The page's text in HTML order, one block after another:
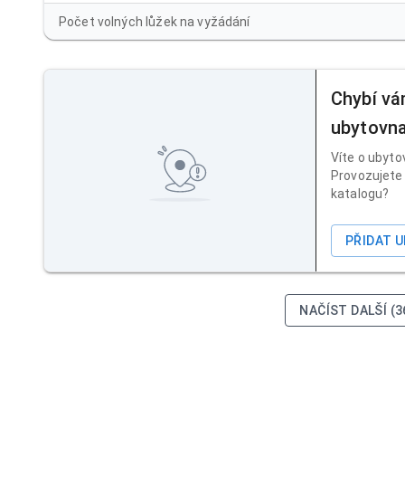
Počet volných lůžek na vyžádání
Chybí
Víte o
katalogu?
PŘIDAT
NAČÍST DALŠÍ